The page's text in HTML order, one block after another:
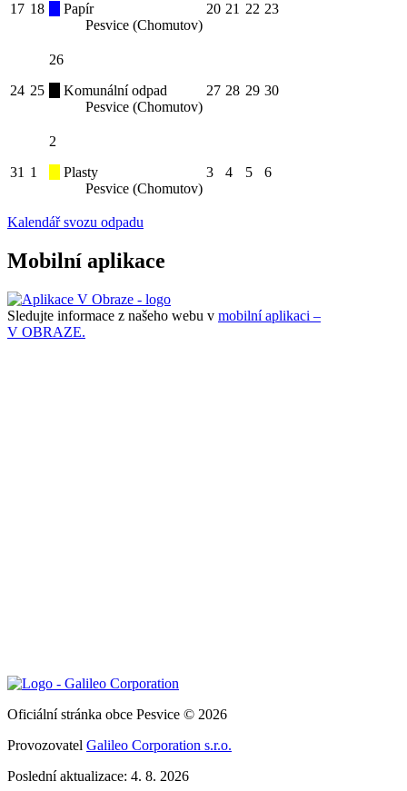
17 18
Papír
Pesvice (Chomutov)
20 21 22 23
24 25
26
Komunální odpad
Pesvice (Chomutov)
27 28 29 30
31 1
2
Plasty
Pesvice (Chomutov)
3 4 5 6
Kalendář svozu odpadu
Mobilní aplikace
Sledujte informace z našeho webu v mobilní aplikaci –
V OBRAZE.
Oficiální stránka obce Pesvice © 2026
Provozovatel Galileo Corporation s.r.o.
Poslední aktualizace: 4. 8. 2026